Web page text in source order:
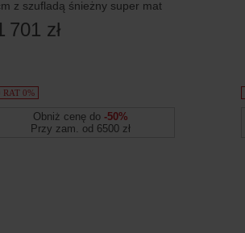
z szufladą śnieżny super mat
701 zł
RAT 0%
Obniż cenę do-50%
Przy zam. od 6500 zł